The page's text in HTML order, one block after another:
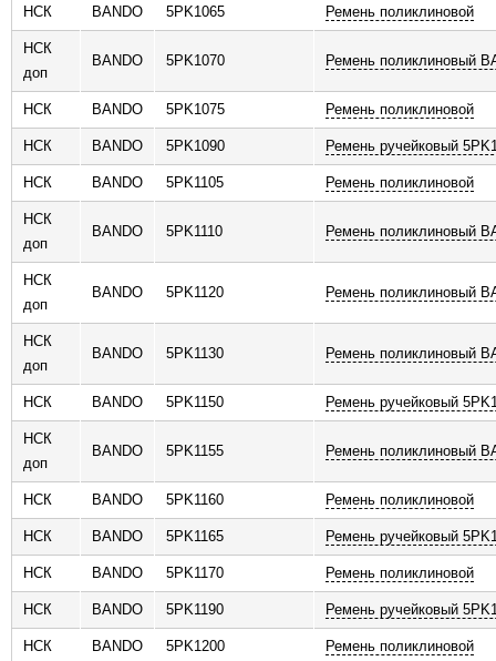
НСК BANDO 5PK1065 Ремень поликлиновой
НСК
доп
BANDO 5PK1070 Ремень поликлиновый
НСК BANDO 5PK1075 Ремень поликлиновой
НСК BANDO 5PK1090 Ремень ручейковый
НСК BANDO 5PK1105 Ремень поликлиновой
НСК
доп
BANDO 5PK1110 Ремень поликлиновый
НСК
доп
BANDO 5PK1120 Ремень поликлиновый
НСК
доп
BANDO 5PK1130 Ремень поликлиновый
НСК BANDO 5PK1150 Ремень ручейковый
НСК
доп
BANDO 5PK1155 Ремень поликлиновый
НСК BANDO 5PK1160 Ремень поликлиновой
НСК BANDO 5PK1165 Ремень ручейковый
НСК BANDO 5PK1170 Ремень поликлиновой
НСК BANDO 5PK1190 Ремень ручейковый
НСК BANDO 5PK1200 Ремень поликлиновой